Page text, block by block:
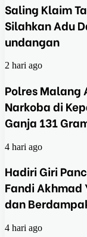
Saling Klaim
Silahkan Adu
undangan
2 hari ago
Polres Malang
Narkoba di
Ganja 131
4 hari ago
Hadiri Giri
Fandi Akhmad
dan
4 hari ago